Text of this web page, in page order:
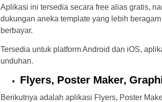
Aplikasi ini tersedia secara free alias gratis,
dukungan aneka template yang lebih
berbayar.
Tersedia untuk platform Android dan iOS,
unduhan.
Flyers, Poster Maker,
Berikutnya adalah aplikasi Flyers, Poster